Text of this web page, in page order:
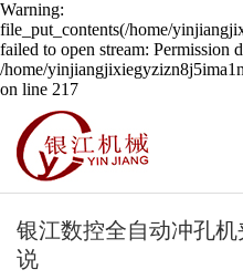
Warning:
file_put_contents(/home/
failed to open stream: Permission
/home/
on line 217
银江数控全自动冲孔
说